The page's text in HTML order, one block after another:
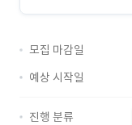
모집 마감일
예상 시작일
진행 분류